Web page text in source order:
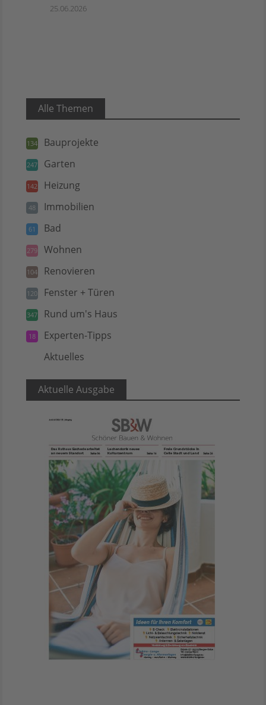
25.06.2026
Alle Themen
134 Bauprojekte
247 Garten
142 Heizung
48 Immobilien
61 Bad
279 Wohnen
104 Renovieren
120 Fenster + Türen
347 Rund um's Haus
18 Experten-Tipps
Aktuelles
Aktuelle Ausgabe